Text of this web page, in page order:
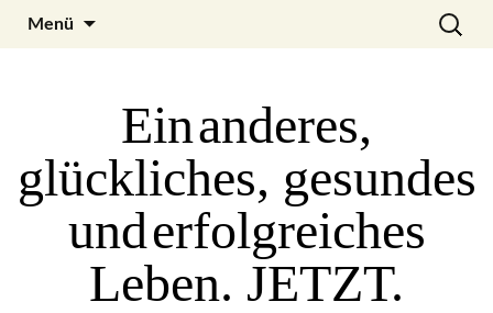
Julia Noyel
Menü
Search
for:
Einanderes,
glückliches, gesundes
underfolgreiches
Leben. JETZT.